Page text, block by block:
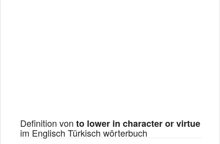
Definition von to lower in character or virtue
im Englisch Türkisch wörterbuch